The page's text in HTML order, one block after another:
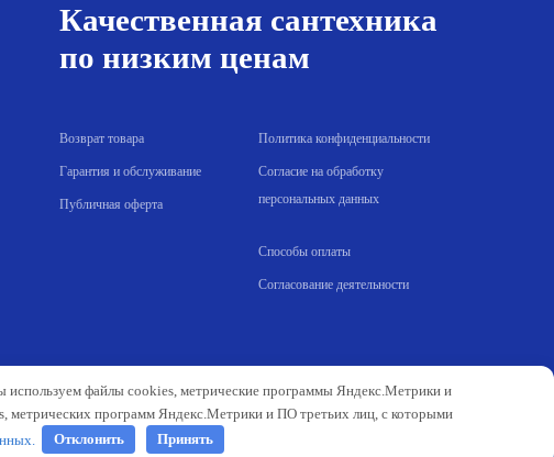
Качественная сантехника
по низким ценам
Возврат товара
Гарантия и обслуживание
Публичная оферта
Политика конфиденциальности
Согласие на обработку
персональных данных
Способы оплаты
Согласование деятельности
используем файлы cookies, метрические программы Яндекс.Метрики и
метрических программ Яндекс.Метрики и ПО третьих лиц, с которыми
Отклонить Принять